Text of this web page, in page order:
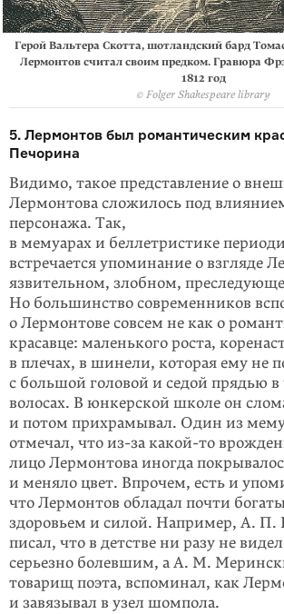
Герой Вальтера Скотта, шотландский бард
Лермонтов считал своим предком. Гравюра
1812 год
© Folger Shakespeare library
5. Лермонтов был романтическим
Печорина
Видимо, такое представление о
Лермонтова сложилось под
персонажа. Так,
в мемуарах и беллетристике
встречается упоминание о взгляде
язвительном, злобном,
Но большинство современников
о Лермонтове совсем не как о
красавце: маленького роста,
в плечах, в шинели, которая ему не
с большой головой и седой прядью
волосах. В юнкерской школе он
и потом прихрамывал. Один из
отмечал, что из-закакой-то
лицо Лермонтова иногда
и меняло цвет. Впрочем, есть и
что Лермонтов обладал почти
здоровьем и силой. Например, А.
писал, что в детстве ни разу не
серьезно болевшим, а А. М.
товарищ поэта, вспоминал, как
и завязывал в узел шомпола.